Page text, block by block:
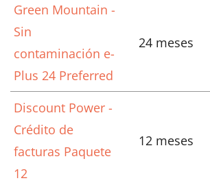
Green Mountain -
Sin
contaminación e-
Plus 24 Preferred
24 meses
Discount Power -
Crédito de
facturas Paquete
12
12 meses